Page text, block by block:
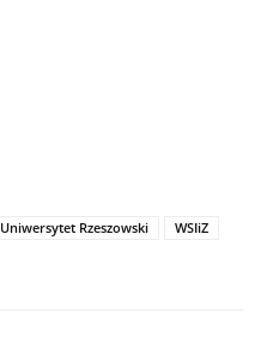
Uniwersytet Rzeszowski
WSIiZ